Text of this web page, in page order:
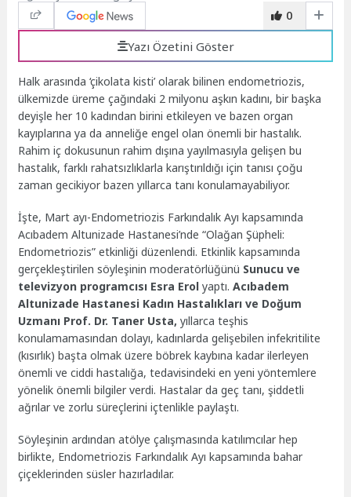
0
Yazı Özetini Göster
Halk arasında ‘çikolata kisti’ olarak bilinen endometriozis,
ülkemizde üreme çağındaki 2 milyonu aşkın kadını, bir başka
deyişle her 10 kadından birini etkileyen ve bazen organ
kayıplarına ya da anneliğe engel olan önemli bir hastalık.
Rahim iç dokusunun rahim dışına yayılmasıyla gelişen bu
hastalık, farklı rahatsızlıklarla karıştırıldığı için tanısı çoğu
zaman gecikiyor bazen yıllarca tanı konulamayabiliyor.
İşte, Mart ayı-Endometriozis Farkındalık Ayı kapsamında
Acıbadem Altunizade Hastanesi’nde “Olağan Şüpheli:
Endometriozis” etkinliği düzenlendi. Etkinlik kapsamında
gerçekleştirilen söyleşinin moderatörlüğünü Sunucu ve
televizyon programcısı Esra Erol yaptı.Acıbadem
Altunizade Hastanesi Kadın Hastalıkları ve Doğum
Uzmanı Prof. Dr. Taner Usta, yıllarca teşhis
konulamamasından dolayı, kadınlarda gelişebilen infekritilite
(kısırlık) başta olmak üzere böbrek kaybına kadar ilerleyen
önemli ve ciddi hastalığa, tedavisindeki en yeni yöntemlere
yönelik önemli bilgiler verdi. Hastalar da geç tanı, şiddetli
ağrılar ve zorlu süreçlerini içtenlikle paylaştı.
Söyleşinin ardından atölye çalışmasında katılımcılar hep
birlikte, Endometriozis Farkındalık Ayı kapsamında bahar
çiçeklerinden süsler hazırladılar.